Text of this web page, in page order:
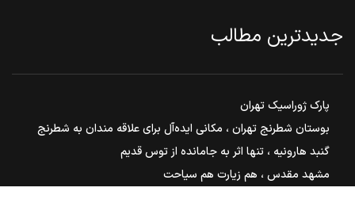
جدیدترین مطالب
پارک ژوراسیک تهران
بوستان شطرنج تهران ، مکانی ایده‌آل برای علاقه مندان به شطرنج
گنبد هارونیه ، تنها اثر به جامانده از توس قدیم
مشهد مقدس ، هم زیارت هم سیاحت